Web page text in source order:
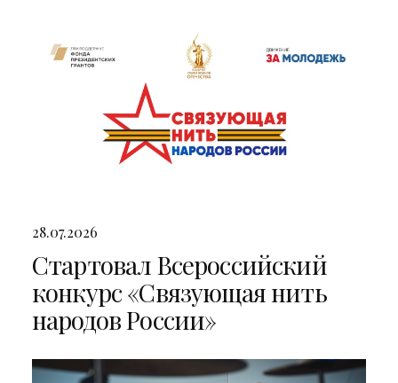
28.07.2026
Стартовал Всероссийский
конкурс «Связующая нить
народов России»